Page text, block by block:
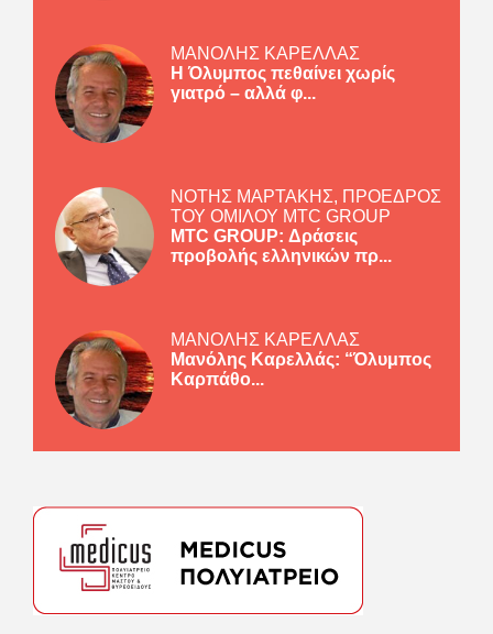
ΜΑΝΟΛΗΣ ΚΑΡΕΛΛΑΣ
Η Όλυμπος πεθαίνει χωρίς
γιατρό – αλλά φ...
ΝΟΤΗΣ ΜΑΡΤΑΚΗΣ, ΠΡΟΕΔΡΟΣ
ΤΟΥ ΟΜΙΛΟΥ MTC GROUP
MTC GROUP: Δράσεις
προβολής ελληνικών πρ...
ΜΑΝΟΛΗΣ ΚΑΡΕΛΛΑΣ
Μανόλης Καρελλάς: “Όλυμπος
Καρπάθο...